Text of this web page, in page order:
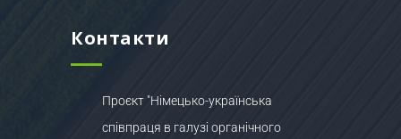
Контакти
Проєкт "Німецько-українська
співпраця в галузі органічного